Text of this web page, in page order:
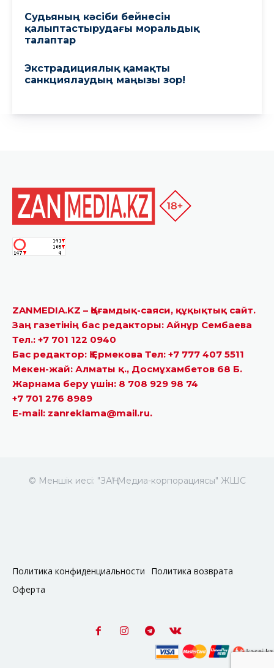
ZANMEDIA.KZ – Қоғамдық-саяси, құқықтық сайт.
Заң газетінің бас редакторы: Айнұр Сембаева
Тел.: +7 701 122 0940
Бас редактор: Қ.Ермекова Тел: +7 777 407 5511
Мекен-жай: Алматы қ., Досмұхамбетов 68 Б.
Жарнама беру үшін: 8 708 929 98 74
+7 701 276 8989
E-mail: zanreklama@mail.ru.
© Меншік иесі: "ЗАҢ" Медиа-корпорациясы" ЖШС
Политика конфиденциальности
Политика возврата
Оферта